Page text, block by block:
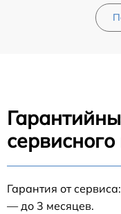
Гарантия от
— до 3 месяцев.